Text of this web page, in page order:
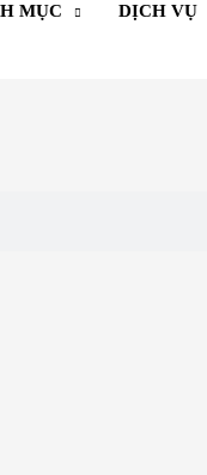
MỤC DỊCH VỤ